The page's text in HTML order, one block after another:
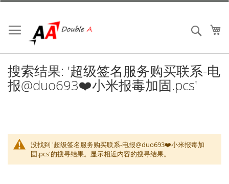
跳
内
容
搜索
搜索结果: '超级签名服务购买联系-电
报@duo693❤️小米报毒加固.pcs'
没找到 '超级签名服务购买联系-电报@duo693❤️小米报毒加
固.pcs'的搜寻结果。显示相近内容的搜寻结果。